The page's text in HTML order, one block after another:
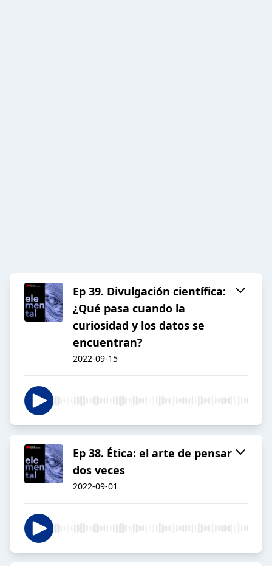
Ep 39. Divulgación científica:
¿Qué pasa cuando la
curiosidad y los datos se
encuentran?
2022-09-15
Ep 38. Ética: el arte de pensar
dos veces
2022-09-01